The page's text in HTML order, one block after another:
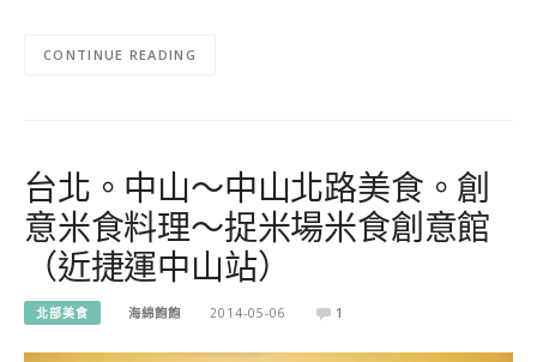
CONTINUE READING
台北。中山～中山北路美食。創
意米食料理～捉米場米食創意館
（近捷運中山站）
北部美食 海綿飽飽 2014-05-06 1